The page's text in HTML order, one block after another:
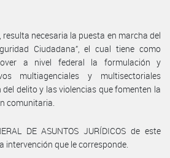
necesaria la puesta en marcha del
Ciudadana”, el cual tiene como
a nivel federal la formulación y
multiagenciales y multisectoriales
delito y las violencias que fomenten la
comunitaria.
DE ASUNTOS JURÍDICOS de este
intervención que le corresponde.